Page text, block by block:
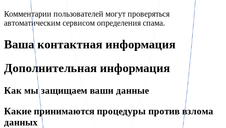
Комментарии пользователей могут проверяться
автоматическим сервисом определения спама.
Ваша контактная информация
Дополнительная информация
Как мы защищаем ваши данные
Какие принимаются процедуры против взлома
данных